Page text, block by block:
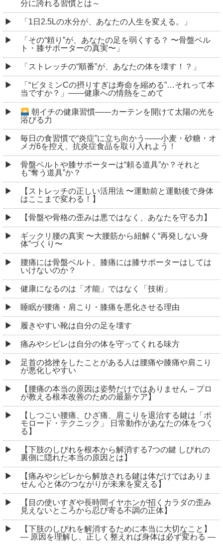
分に誇れる習慣とは～
「1日2.5Lの水分が、あなたの人生を変える。」
「その“頼り”が、あなたの足を弱くする？ 〜骨盤ベル
ト・膝サポーターの真実〜」
「ストレッチの“順番”が、あなたの体を壊す！？」
「“ビタミンCの摂りすぎは寿命を縮める”…それって本
当ですか？」――健康への情熱をこめて
朝イチの健康習慣――カーテンを開けて太陽の光を
浴びる力
毎日の食習慣で“炎症”に立ち向かう――小麦・砂糖・オ
メガ6を控え、抗炎症食品を取り入れよう！
骨盤ベルトや膝サポーターは“頼る道具”か？それと
も“奪う道具”か？
【ストレッチの正しい活用法 〜運動前と運動後で身体
はここまで変わる！】
【骨盤や骨格の歪みは悪ではなく、あなたを守る力】
ギックリ腰の真実 〜大腰筋から紐解く“再発しない身
体”づくり〜
腰痛には骨盤ベルト、膝痛には膝サポーターはしては
いけないのか？
健康になるのは「才能」ではなく「技術」
睡眠が腰痛・肩こり・膝痛を悪化させる理由
履きやすい靴は自分の足を壊す
痛みやシビレは自分の体を守ってくれる味方
足首の捻挫をしたことがある人は腰痛や膝痛や肩こり
が悪化しやすい
【腰痛の本当の原因は姿勢だけではありません – プロ
が教える根本改善のための最新ケア】
【しつこい腰痛、ひざ痛、肩こりを退治する鍵は「ポ
モロード・テクニック」 日常動作があなたの体をつく
る】
【下肢のしびれを根本から解消する7つの鍵 しびれの
裏側に隠れた本当の原因とは】
【痛みやシビレから解放される鍵は体だけではありま
せん 心と体のつながりが未来を変える】
【目の使いすぎや長時間イヤホンが招くカラダの歪み
見えないところから忍び寄る不調の正体】
【下肢のしびれを解消するために本当に大切なこと】
― 原因を理解し、正しく整えれば身体は必ず変わる ―